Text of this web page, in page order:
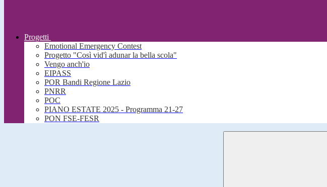
Progetti
Emotional Emergency Contest
Progetto "Così vid'ì adunar la bella scola"
Vengo anch'io
EIPASS
POR Bandi Regione Lazio
PNRR
POC
PIANO ESTATE 2025 - Programma 21-27
PON FSE-FESR